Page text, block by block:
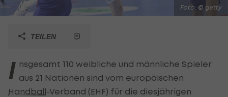
Foto: © getty
TEILEN
I nsgesamt 110 weibliche und männliche Spieler
aus 21 Nationen sind vom europäischen
Handball-Verband (EHF) für die diesjährigen